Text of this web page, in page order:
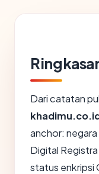
Dari catatan
anchor:
Digital
status enkripsi